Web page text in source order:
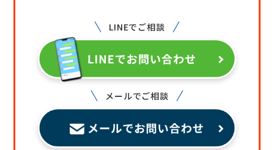
LINEでご相談
メールでご相談